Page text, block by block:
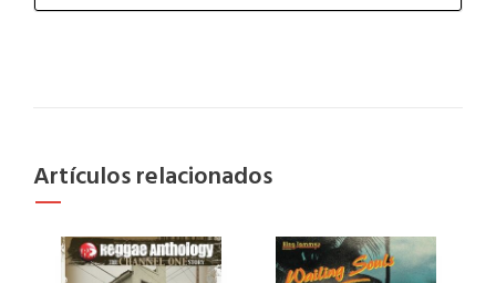
Artículos relacionados